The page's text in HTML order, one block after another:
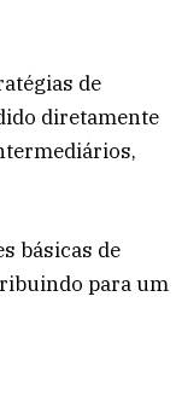
de
diretamente
básicas de
para um